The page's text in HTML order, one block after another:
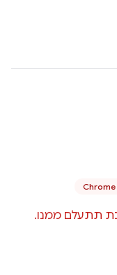
תתעלם ממנו.